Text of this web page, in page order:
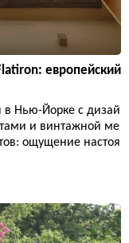
европейский
в Нью-Йорке с дизай
и винтажной ме
ощущение настоя